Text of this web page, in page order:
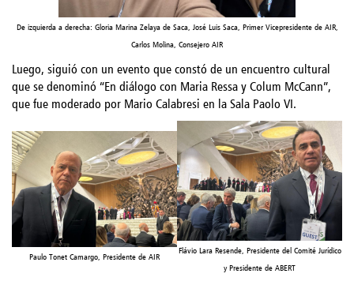
De izquierda a derecha: Gloria Marina Zelaya de Saca, José Luis Saca, Primer Vicepresidente de AIR,
Carlos Molina, Consejero AIR
Luego, siguió con un evento que constó de un encuentro cultural
que se denominó “En diálogo con Maria Ressa y Colum McCann”,
que fue moderado por Mario Calabresi en la Sala Paolo VI.
Paulo Tonet Camargo, Presidente de AIR
Flávio Lara Resende, Presidente del Comité Jurídico
y Presidente de ABERT